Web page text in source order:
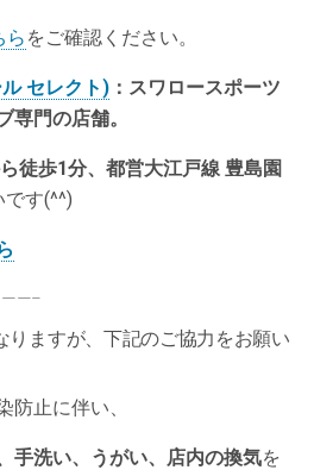
ら をご確認ください。
セレクト) ：スワロースポーツ
専門の店舗。
徒歩1分、都営大江戸線 豊島園
です(^^)
りますが、下記のご協力をお願い
防止に伴い、
手洗い、うがい、店内の換気を